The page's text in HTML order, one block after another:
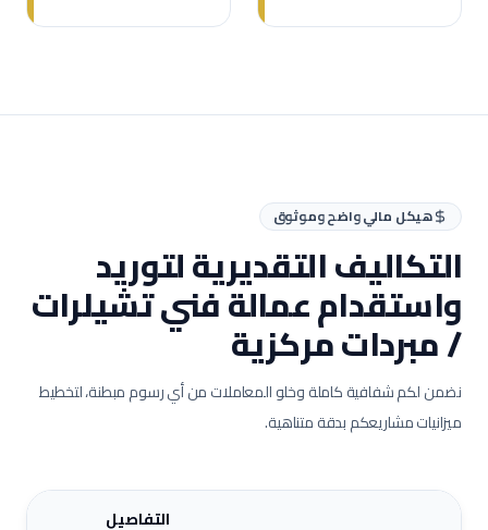
هيكل مالي واضح وموثوق
التكاليف التقديرية لتوريد
واستقدام عمالةفني تشيلرات
/ مبردات مركزية
نضمن لكم شفافية كاملة وخلو المعاملات من أي رسوم مبطنة، لتخطيط
ميزانيات مشاريعكم بدقة متناهية.
التفاصيل